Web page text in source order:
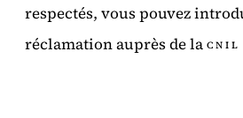
respectés, vous pouvez
réclamation auprès de la CNIL